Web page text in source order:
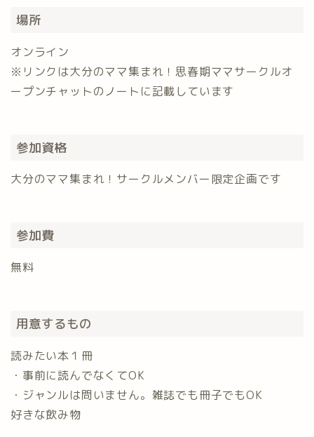
場所
オンライン
※リンクは大分のママ集まれ！思春期ママサークルオ
ープンチャットのノートに記載しています
参加資格
大分のママ集まれ！サークルメンバー限定企画です
参加費
無料
用意するもの
読みたい本１冊
・事前に読んでなくてOK
・ジャンルは問いません。雑誌でも冊子でもOK
好きな飲み物